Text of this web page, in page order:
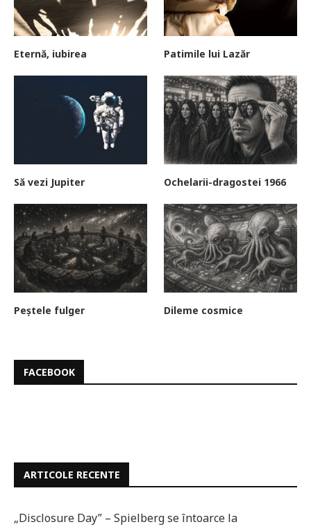
Eternă, iubirea Patimile lui Lazăr
Să vezi Jupiter Ochelarii-dragostei 1966
Peștele fulger Dileme cosmice
FACEBOOK
ARTICOLE RECENTE
„Disclosure Day” – Spielberg se întoarce la